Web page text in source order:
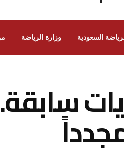
السعودية وزارة الرياضة
مباريات